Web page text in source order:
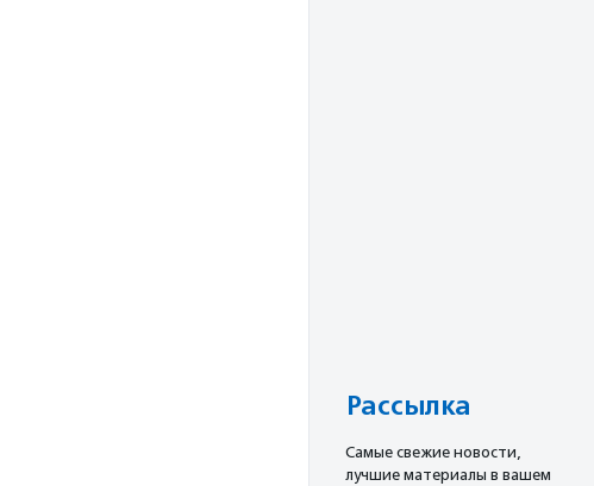
Рассылка
Cамые свежие новости,
лучшие материалы в вашем